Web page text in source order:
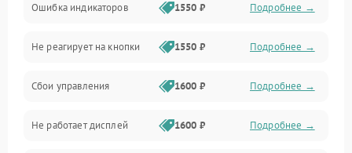
Аккумулятор
Работа системы
Всасывание
Засор
Ошибка индикаторов 1550 ₽ Подробнее →
Не реагирует на кнопки 1550 ₽ Подробнее →
Сбои управления 1600 ₽ Подробнее →
Не работает дисплей 1600 ₽ Подробнее →